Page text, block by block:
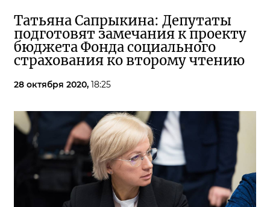
Татьяна Сапрыкина: Депутаты
подготовят замечания к проекту
бюджета Фонда социального
страхования ко второму чтению
28 октября 2020, 18:25